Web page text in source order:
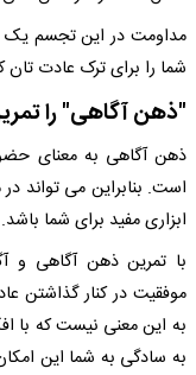
مداومت در این تجسم یک
شما را برای ترک عادت
"ذهن آگاهی" را
ذهن آگاهی به معنای
است. بنابراین می تواند
ابزاری مفید برای شما باشد.
با تمرین ذهن آگاهی و
موفقیت در کنار گذاشتن
به این معنی نیست که با
به سادگی به شما این